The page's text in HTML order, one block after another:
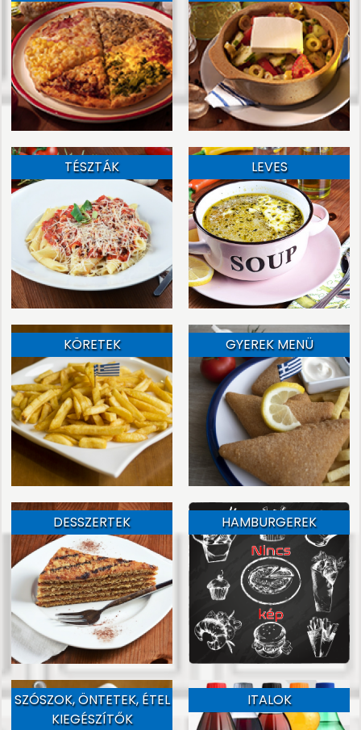
TÉSZTÁK LEVES
KÖRETEK GYEREK MENÜ
DESSZERTEK HAMBURGEREK
SZÓSZOK, ÖNTETEK, ÉTEL
KIEGÉSZÍTŐK
ITALOK